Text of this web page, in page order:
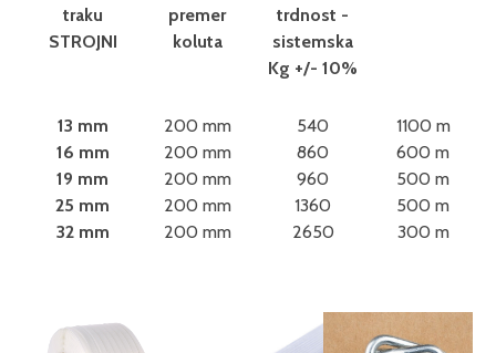
traku
STROJNI
premer
koluta
trdnost -
sistemska
Kg +/- 10%
13 mm 200 mm 540
1100 m
16 mm
200 mm 860
600 m
19 mm
200 mm 960
500 m
25 mm
200 mm 1360
500 m
32 mm
200 mm 2650 300 m